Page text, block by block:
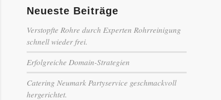
Neueste Beiträge
Verstopfte Rohre durch Experten Rohrreinigung
schnell wieder frei.
Erfolgreiche Domain-Strategien
Catering Neumark Partyservice geschmackvoll
hergerichtet.